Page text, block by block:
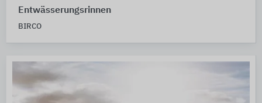
Entwässerungsrinnen
BIRCO